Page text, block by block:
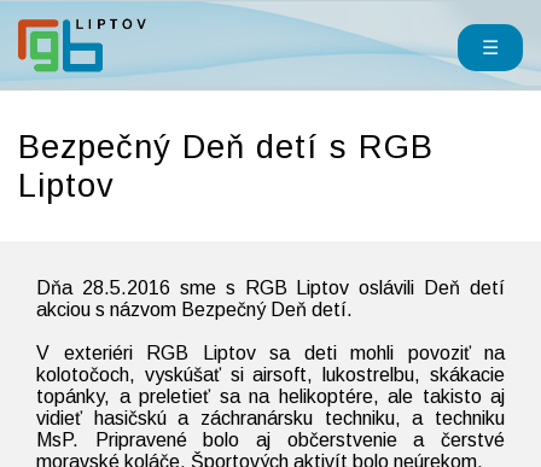
☰
Bezpečný Deň detí s RGB
Liptov
Dňa 28.5.2016 sme s RGB Liptov oslávili Deň detí
akciou s názvom Bezpečný Deň detí.
V exteriéri RGB Liptov sa deti mohli povoziť na
kolotočoch, vyskúšať si airsoft, lukostrelbu, skákacie
topánky, a preletieť sa na helikoptére, ale takisto aj
vidieť hasičskú a záchranársku techniku, a techniku
MsP. Pripravené bolo aj občerstvenie a čerstvé
moravské koláče. Športových aktivít bolo neúrekom.